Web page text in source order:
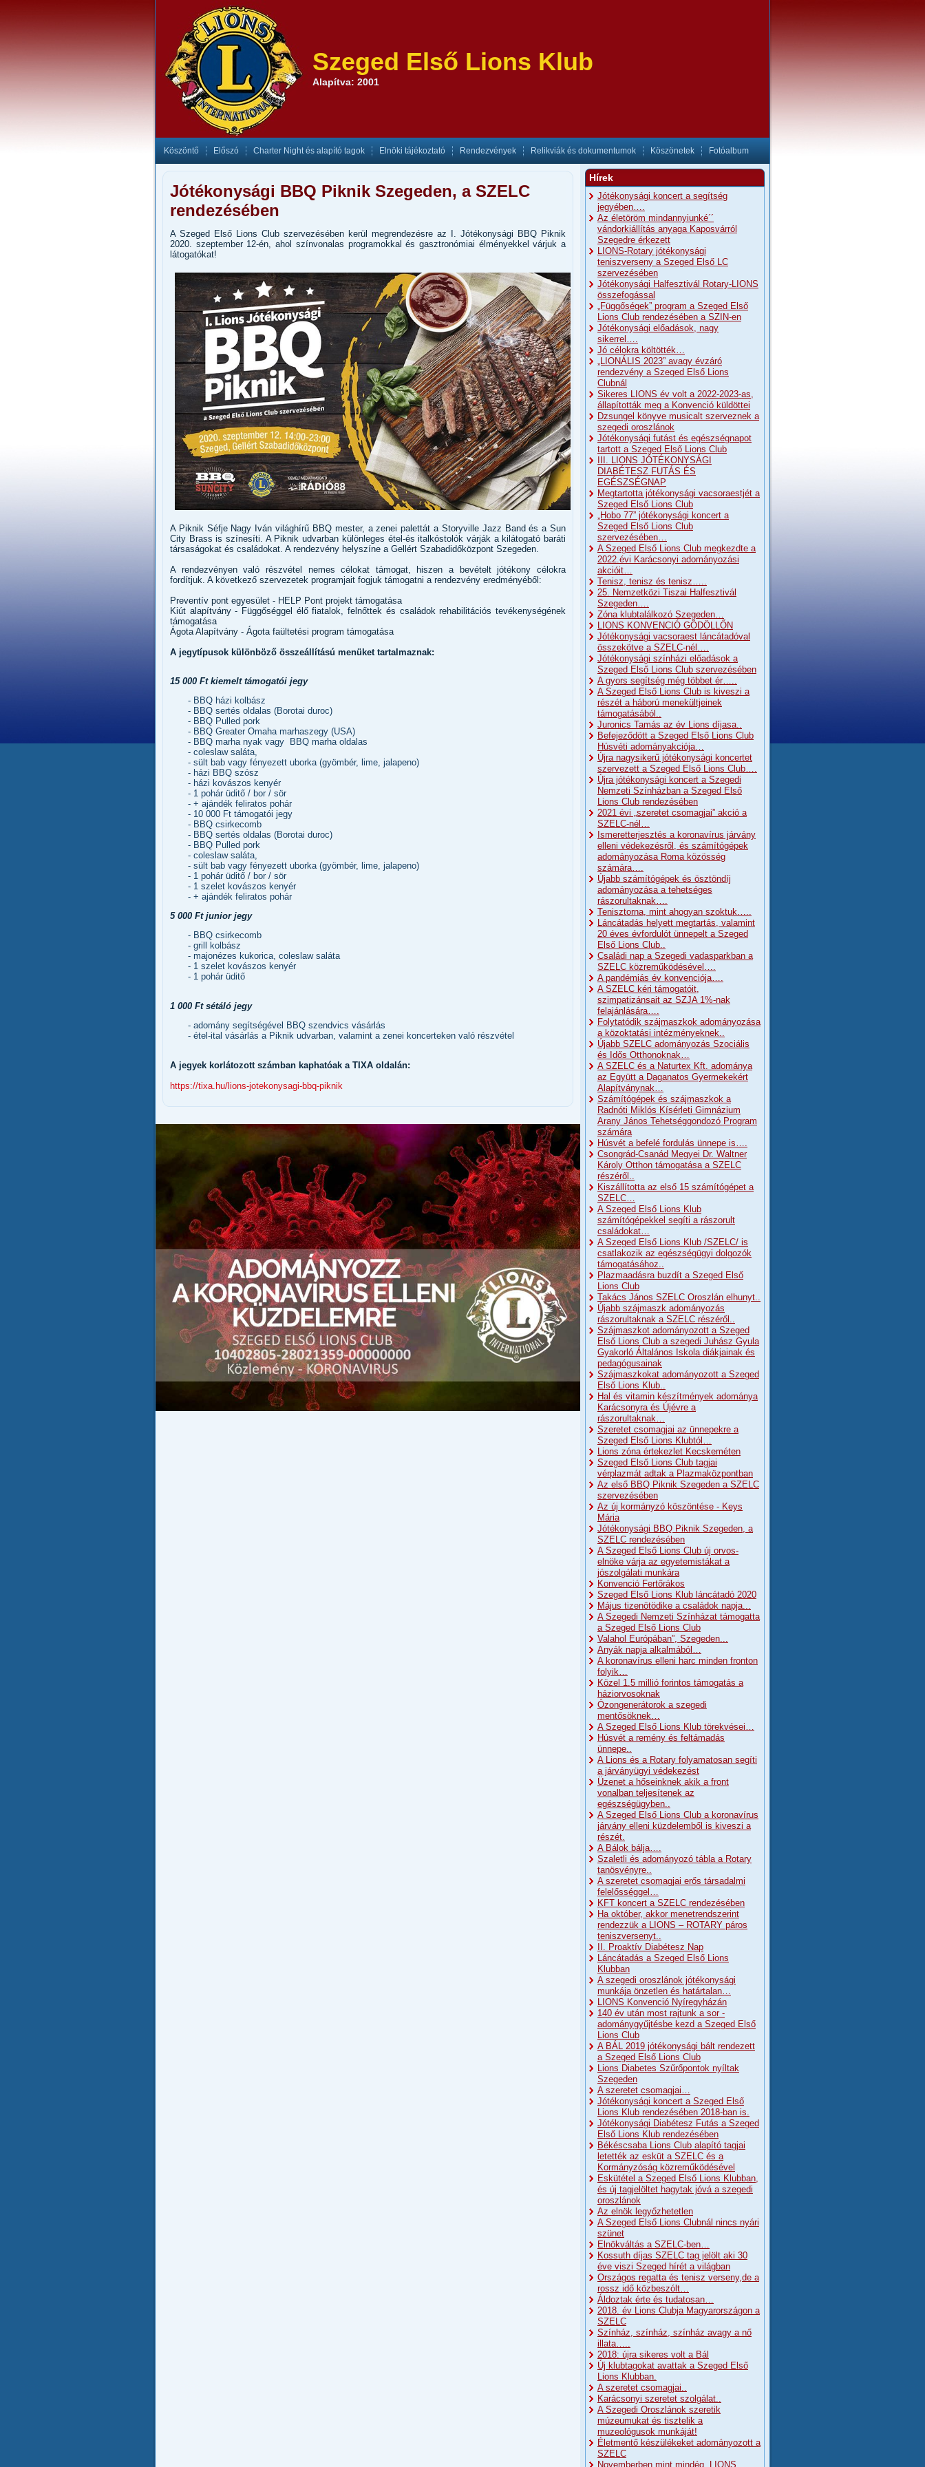
Szeged Első Lions Klub
Alapítva: 2001
Köszöntő Előszó Charter Night és alapító tagok Elnöki tájékoztató Rendezvények Relikviák és dokumentumok Köszönetek Fotóalbum
Jótékonysági BBQ Piknik Szegeden, a SZELC
rendezésében
A Szeged Első Lions Club szervezésében kerül megrendezésre az I. Jótékonysági BBQ Piknik
2020. szeptember 12-én, ahol színvonalas programokkal és gasztronómiai élményekkel várjuk a
látogatókat!
A Piknik Séfje Nagy Iván világhírű BBQ mester, a zenei palettát a Storyville Jazz Band és a Sun
City Brass is színesíti. A Piknik udvarban különleges étel-és italkóstolók várják a kilátogató baráti
társaságokat és családokat. A rendezvény helyszíne a Gellért Szabadidőközpont Szegeden.
A rendezvényen való részvétel nemes célokat támogat, hiszen a bevételt jótékony célokra
fordítjuk. A következő szervezetek programjait fogjuk támogatni a rendezvény eredményéből:
Preventív pont egyesület - HELP Pont projekt támogatása
Kiút alapítvány - Függőséggel élő fiatalok, felnőttek és családok rehabilitációs tevékenységének
támogatása
Ágota Alapítvány - Ágota faültetési program támogatása
A jegytípusok különböző összeállítású menüket tartalmaznak:
15 000 Ft kiemelt támogatói jegy
- BBQ házi kolbász
- BBQ sertés oldalas (Borotai duroc)
- BBQ Pulled pork
- BBQ Greater Omaha marhaszegy (USA)
- BBQ marha nyak vagy BBQ marha oldalas
- coleslaw saláta,
- sült bab vagy fényezett uborka (gyömbér, lime, jalapeno)
- házi BBQ szósz
- házi kovászos kenyér
- 1 pohár üditő / bor / sör
- + ajándék feliratos pohár
- 10 000 Ft támogatói jegy
- BBQ csirkecomb
- BBQ sertés oldalas (Borotai duroc)
- BBQ Pulled pork
- coleslaw saláta,
- sült bab vagy fényezett uborka (gyömbér, lime, jalapeno)
- 1 pohár üditő / bor / sör
- 1 szelet kovászos kenyér
- + ajándék feliratos pohár
5 000 Ft junior jegy
- BBQ csirkecomb
- grill kolbász
- majonézes kukorica, coleslaw saláta
- 1 szelet kovászos kenyér
- 1 pohár üditő
1 000 Ft sétáló jegy
- adomány segítségével BBQ szendvics vásárlás
- étel-ital vásárlás a Piknik udvarban, valamint a zenei koncerteken való részvétel
A jegyek korlátozott számban kaphatóak a TIXA oldalán:
https://tixa.hu/lions-jotekonysagi-bbq-piknik
Hírek
Jótékonysági koncert a segítség
jegyében….
Az életöröm mindannyiunké´´
vándorkiállítás anyaga Kaposvárról
Szegedre érkezett
LIONS-Rotary jótékonysági
teniszverseny a Szeged Első LC
szervezésében
Jótékonysági Halfesztivál Rotary-LIONS
összefogással
„Függőségek” program a Szeged Első
Lions Club rendezésében a SZIN-en
Jótékonysági előadások, nagy
sikerrel….
Jó célokra költötték…
„LIONÁLIS 2023” avagy évzáró
rendezvény a Szeged Első Lions
Clubnál
Sikeres LIONS év volt a 2022-2023-as,
állapították meg a Konvenció küldöttei
Dzsungel könyve musicalt szerveznek a
szegedi oroszlánok
Jótékonysági futást és egészségnapot
tartott a Szeged Első Lions Club
III. LIONS JÓTÉKONYSÁGI
DIABÉTESZ FUTÁS ÉS
EGÉSZSÉGNAP
Megtartotta jótékonysági vacsoraestjét a
Szeged Első Lions Club
„Hobo 77” jótékonysági koncert a
Szeged Első Lions Club
szervezésében…
A Szeged Első Lions Club megkezdte a
2022.évi Karácsonyi adományozási
akcióit…
Tenisz, tenisz és tenisz…..
25. Nemzetközi Tiszai Halfesztivál
Szegeden….
Zóna klubtalálkozó Szegeden…
LIONS KONVENCIÓ GÖDÖLLŐN
Jótékonysági vacsoraest láncátadóval
összekötve a SZELC-nél….
Jótékonysági színházi előadások a
Szeged Első Lions Club szervezésében
A gyors segítség még többet ér…..
A Szeged Első Lions Club is kiveszi a
részét a háború menekültjeinek
támogatásából..
Juronics Tamás az év Lions díjasa..
Befejeződött a Szeged Első Lions Club
Húsvéti adományakciója…
Újra nagysikerű jótékonysági koncertet
szervezett a Szeged Első Lions Club….
Újra jótékonysági koncert a Szegedi
Nemzeti Színházban a Szeged Első
Lions Club rendezésében
2021 évi „szeretet csomagjai” akció a
SZELC-nél…
Ismeretterjesztés a koronavírus járvány
elleni védekezésről, és számítógépek
adományozása Roma közösség
számára….
Újabb számítógépek és ösztöndíj
adományozása a tehetséges
rászorultaknak….
Tenisztorna, mint ahogyan szoktuk…..
Láncátadás helyett megtartás, valamint
20 éves évfordulót ünnepelt a Szeged
Első Lions Club..
Családi nap a Szegedi vadasparkban a
SZELC közreműködésével….
A pandémiás év konvenciója….
A SZELC kéri támogatóit,
szimpatizánsait az SZJA 1%-nak
felajánlására….
Folytatódik szájmaszkok adományozása
a közoktatási intézményeknek..
Újabb SZELC adományozás Szociális
és Idős Otthonoknak…
A SZELC és a Naturtex Kft. adománya
az Együtt a Daganatos Gyermekekért
Alapítványnak…
Számítógépek és szájmaszkok a
Radnóti Miklós Kísérleti Gimnázium
Arany János Tehetséggondozó Program
számára
Húsvét a befelé fordulás ünnepe is….
Csongrád-Csanád Megyei Dr. Waltner
Károly Otthon támogatása a SZELC
részéről..
Kiszállította az első 15 számítógépet a
SZELC…
A Szeged Első Lions Klub
számítógépekkel segíti a rászorult
családokat…
A Szeged Első Lions Klub /SZELC/ is
csatlakozik az egészségügyi dolgozók
támogatásához..
Plazmaadásra buzdít a Szeged Első
Lions Club
Takács János SZELC Oroszlán elhunyt..
Újabb szájmaszk adományozás
rászorultaknak a SZELC részéről..
Szájmaszkot adományozott a Szeged
Első Lions Club a szegedi Juhász Gyula
Gyakorló Általános Iskola diákjainak és
pedagógusainak
Szájmaszkokat adományozott a Szeged
Első Lions Klub..
Hal és vitamin készítmények adománya
Karácsonyra és Újévre a
rászorultaknak…
Szeretet csomagjai az ünnepekre a
Szeged Első Lions Klubtól…
Lions zóna értekezlet Kecskeméten
Szeged Első Lions Club tagjai
vérplazmát adtak a Plazmaközpontban
Az első BBQ Piknik Szegeden a SZELC
szervezésében
Az új kormányzó köszöntése - Keys
Mária
Jótékonysági BBQ Piknik Szegeden, a
SZELC rendezésében
A Szeged Első Lions Club új orvos-
elnöke várja az egyetemistákat a
jószolgálati munkára
Konvenció Fertőrákos
Szeged Első Lions Klub láncátadó 2020
Május tizenötödike a családok napja...
A Szegedi Nemzeti Színházat támogatta
a Szeged Első Lions Club
Valahol Európában”, Szegeden...
Anyák napja alkalmából…
A koronavírus elleni harc minden fronton
folyik…
Közel 1.5 millió forintos támogatás a
háziorvosoknak
Ózongenerátorok a szegedi
mentősöknek…
A Szeged Első Lions Klub törekvései…
Húsvét a remény és feltámadás
ünnepe..
A Lions és a Rotary folyamatosan segíti
a járványügyi védekezést
Üzenet a hőseinknek akik a front
vonalban teljesítenek az
egészségügyben..
A Szeged Első Lions Club a koronavírus
járvány elleni küzdelemből is kiveszi a
részét.
A Bálok bálja….
Szaletli és adományozó tábla a Rotary
tanösvényre..
A szeretet csomagjai erős társadalmi
felelősséggel…
KFT koncert a SZELC rendezésében
Ha október, akkor menetrendszerint
rendezzük a LIONS – ROTARY páros
teniszversenyt..
II. Proaktív Diabétesz Nap
Láncátadás a Szeged Első Lions
Klubban
A szegedi oroszlánok jótékonysági
munkája önzetlen és határtalan…
LIONS Konvenció Nyíregyházán
140 év után most rajtunk a sor -
adománygyűjtésbe kezd a Szeged Első
Lions Club
A BÁL 2019 jótékonysági bált rendezett
a Szeged Első Lions Club
Lions Diabetes Szűrőpontok nyíltak
Szegeden
A szeretet csomagjai…
Jótékonysági koncert a Szeged Első
Lions Klub rendezésében 2018-ban is.
Jótékonysági Diabétesz Futás a Szeged
Első Lions Klub rendezésében
Békéscsaba Lions Club alapító tagjai
letették az esküt a SZELC és a
Kormányzóság közreműködésével
Eskütétel a Szeged Első Lions Klubban,
és új tagjelöltet hagytak jóvá a szegedi
oroszlánok
Az elnök legyőzhetetlen
A Szeged Első Lions Clubnál nincs nyári
szünet
Elnökváltás a SZELC-ben…
Kossuth díjas SZELC tag jelölt aki 30
éve viszi Szeged hírét a világban
Országos regatta és tenisz verseny,de a
rossz idő közbeszólt…
Áldoztak érte és tudatosan…
2018. év Lions Clubja Magyarországon a
SZELC
Színház, színház, színház avagy a nő
illata…..
2018: újra sikeres volt a Bál
Új klubtagokat avattak a Szeged Első
Lions Klubban.
A szeretet csomagjai..
Karácsonyi szeretet szolgálat..
A Szegedi Oroszlánok szeretik
múzeumukat és tisztelik a
muzeológusok munkáját!
Életmentő készülékeket adományozott a
SZELC
Novemberben mint mindég, LIONS